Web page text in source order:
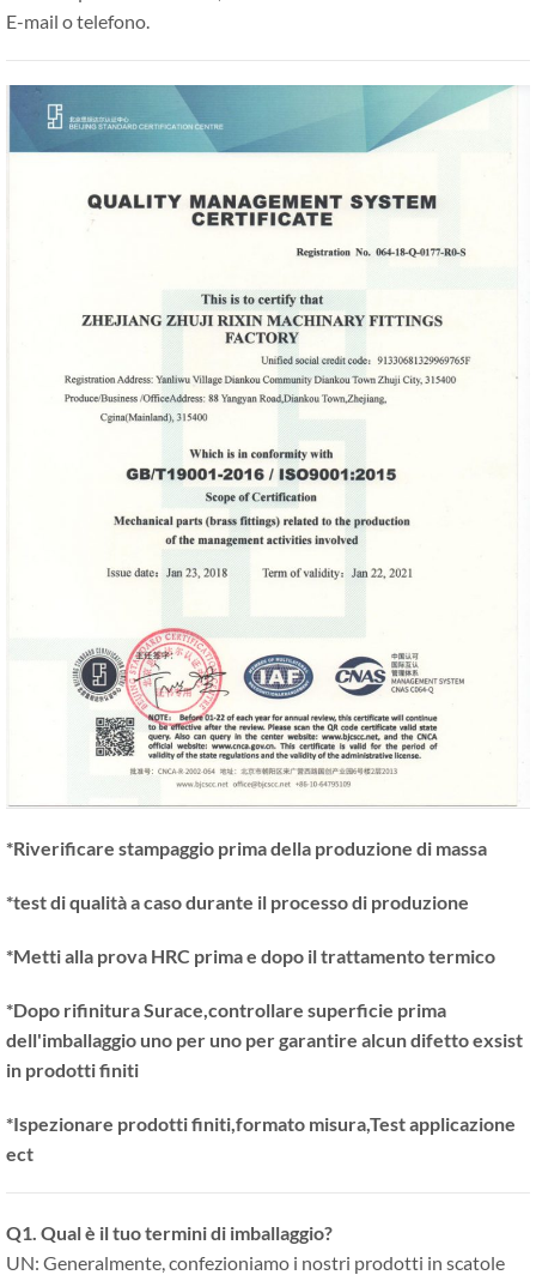
E-mail o telefono.
*Riverificare stampaggio prima della produzione di massa
*test di qualità a caso durante il processo di produzione
*Metti alla prova HRC prima e dopo il trattamento termico
*Dopo rifinitura Surace,controllare superficie prima
dell'imballaggio uno per uno per garantire alcun difetto exsist
in prodotti finiti
*Ispezionare prodotti finiti,formato misura,Test applicazione
ect
Q1. Qual è il tuo termini di imballaggio?
UN: Generalmente, confezioniamo i nostri prodotti in scatole